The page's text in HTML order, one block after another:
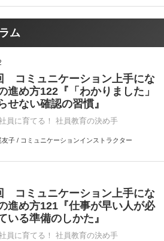
ム
コミュニケーション上手にな
進め方122『「わかりました」
せない確認の習慣』
員に育てる！ 社員教育の決め手
友子 / コミュニケーションインストラクター
コミュニケーション上手にな
進め方121『仕事が早い人が必
いる準備のしかた』
員に育てる！ 社員教育の決め手